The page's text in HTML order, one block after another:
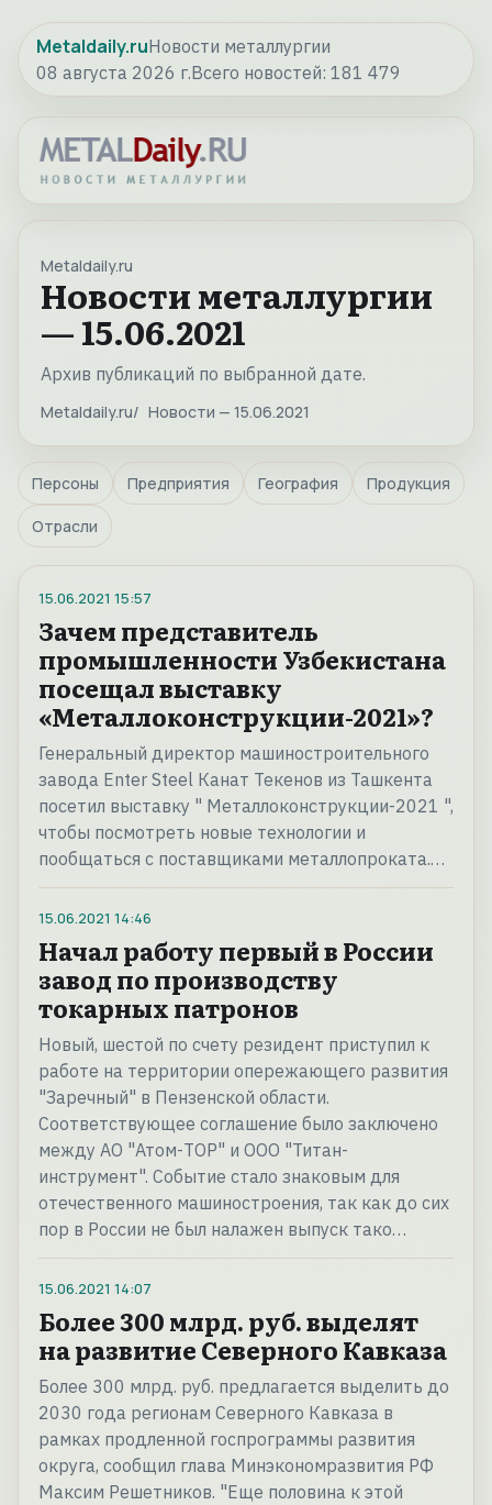
Metaldaily.ruНовости металлургии
08 августа 2026 г.Всего новостей: 181 479
Metaldaily.ru
Новости металлургии
— 15.06.2021
Архив публикаций по выбранной дате.
Metaldaily.ru Новости — 15.06.2021
Персоны Предприятия География Продукция
Отрасли
15.06.2021 15:57
Зачем представитель
промышленности Узбекистана
посещал выставку
«Металлоконструкции-2021»?
Генеральный директор машиностроительного
завода Enter Steel Канат Текенов из Ташкента
посетил выставку " Металлоконструкции-2021 ",
чтобы посмотреть новые технологии и
пообщаться с поставщиками металлопроката.…
15.06.2021 14:46
Начал работу первый в России
завод по производству
токарных патронов
Новый, шестой по счету резидент приступил к
работе на территории опережающего развития
"Заречный" в Пензенской области.
Соответствующее соглашение было заключено
между АО "Атом-ТОР" и ООО "Титан-
инструмент". Событие стало знаковым для
отечественного машиностроения, так как до сих
пор в России не был налажен выпуск тако…
15.06.2021 14:07
Более 300 млрд. руб. выделят
на развитие Северного Кавказа
Более 300 млрд. руб. предлагается выделить до
2030 года регионам Северного Кавказа в
рамках продленной госпрограммы развития
округа, сообщил глава Минэкономразвития РФ
Максим Решетников. "Еще половина к этой